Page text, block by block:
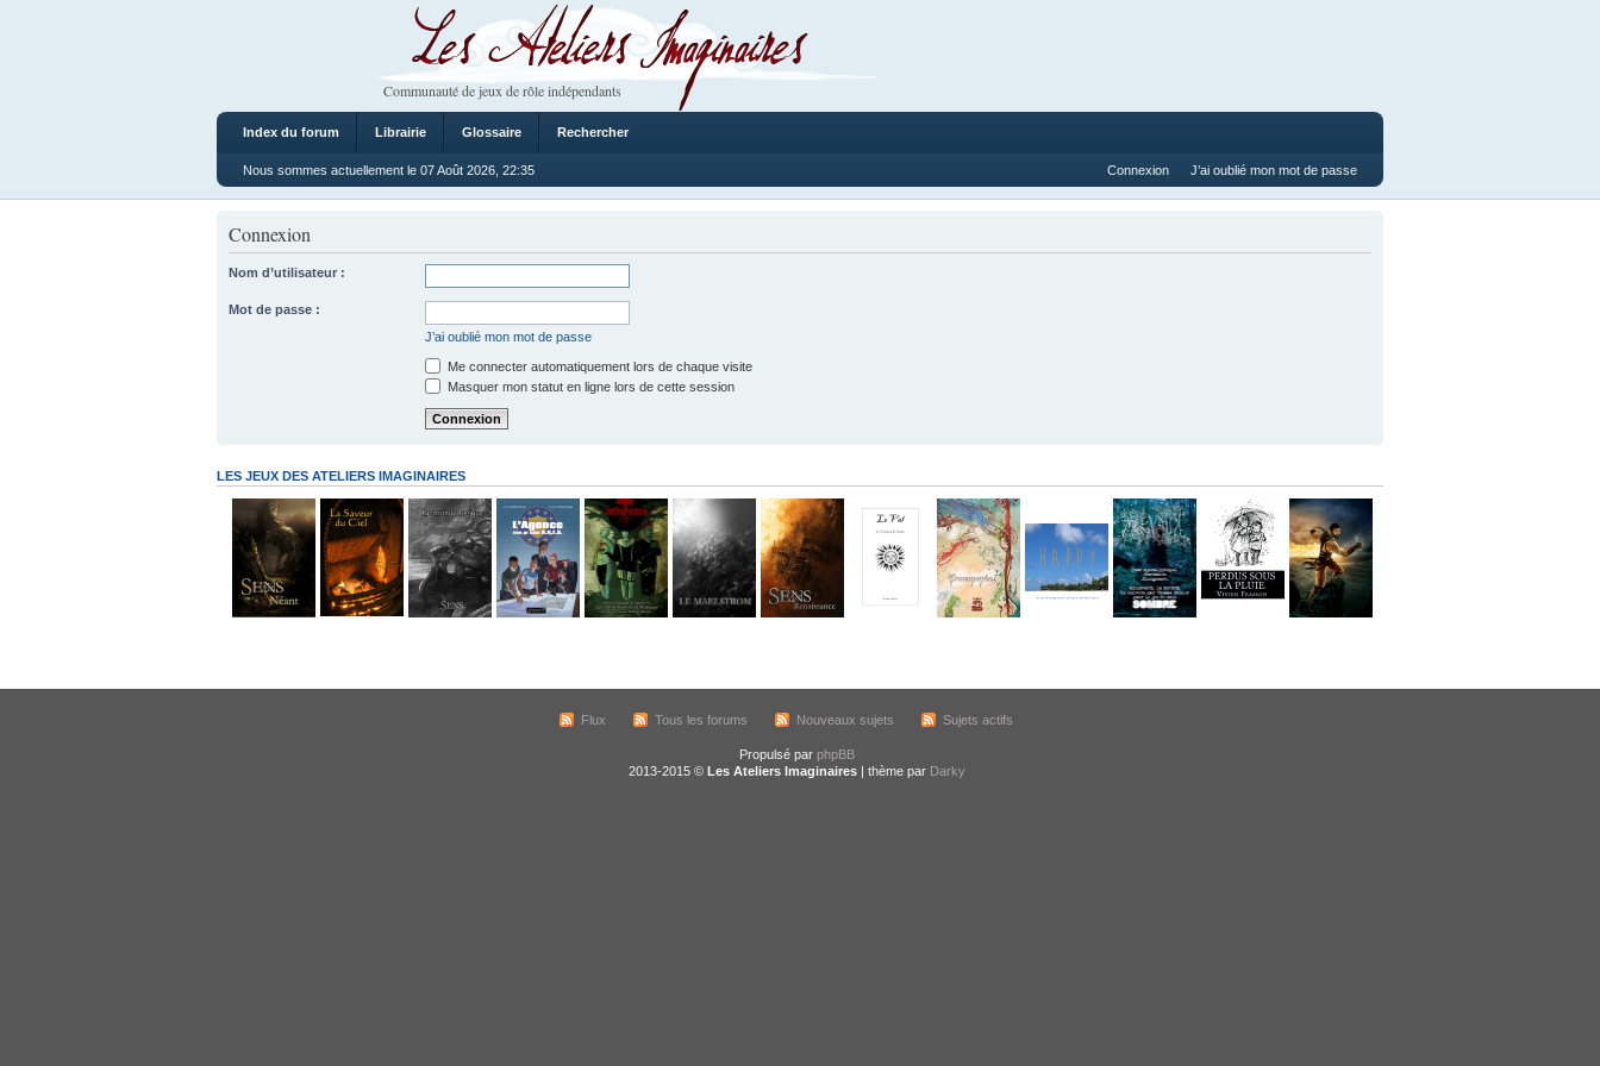
Les Ateliers Imaginaires
Communauté de jeux de rôle indépendants
Index du forum Librairie Glossaire Rechercher
Nous sommes actuellement le 07 Août 2026, 22:35 Connexion J’ai oublié mon mot de passe
Connexion
Nom d’utilisateur :
Mot de passe :
J’ai oublié mon mot de passe
Me connecter automatiquement lors de chaque visite
Masquer mon statut en ligne lors de cette session
LES JEUX DES ATELIERS IMAGINAIRES
Flux Tous les forums Nouveaux sujets Sujets actifs
Propulsé par phpBB
2013-2015 © Les Ateliers Imaginaires | thème par Darky